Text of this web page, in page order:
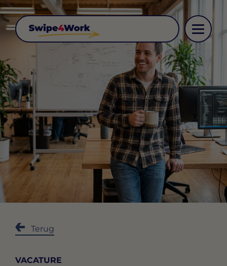
Terug
VACATURE